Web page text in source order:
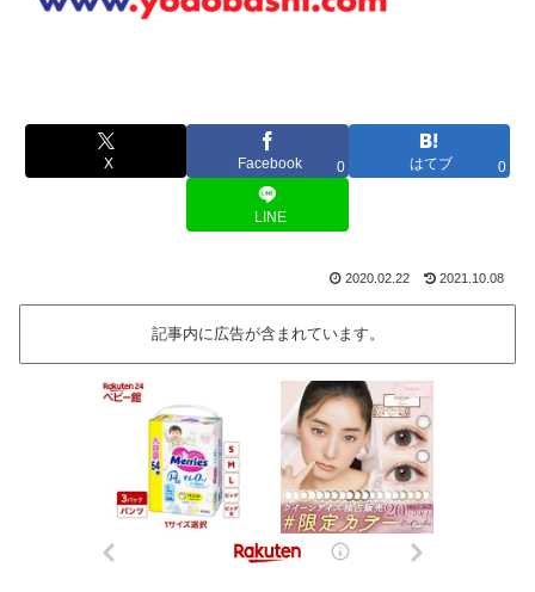
X Facebook 0 はてブ 0
LINE
2020.02.22 2021.10.08
記事内に広告が含まれています。